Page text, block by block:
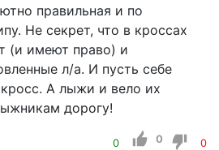
правильная и по
Не секрет, что в кроссах
(и имеют право) и
л/а. И пусть себе
А лыжи и вело их
дорогу!
0 0 0